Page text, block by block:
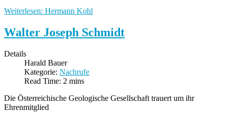
Weiterlesen: Hermann Kohl
Walter Joseph Schmidt
Details
Harald Bauer
Kategorie: Nachrufe
Read Time: 2 mins
Die Österreichische Geologische Gesellschaft trauert um ihr
Ehrenmitglied